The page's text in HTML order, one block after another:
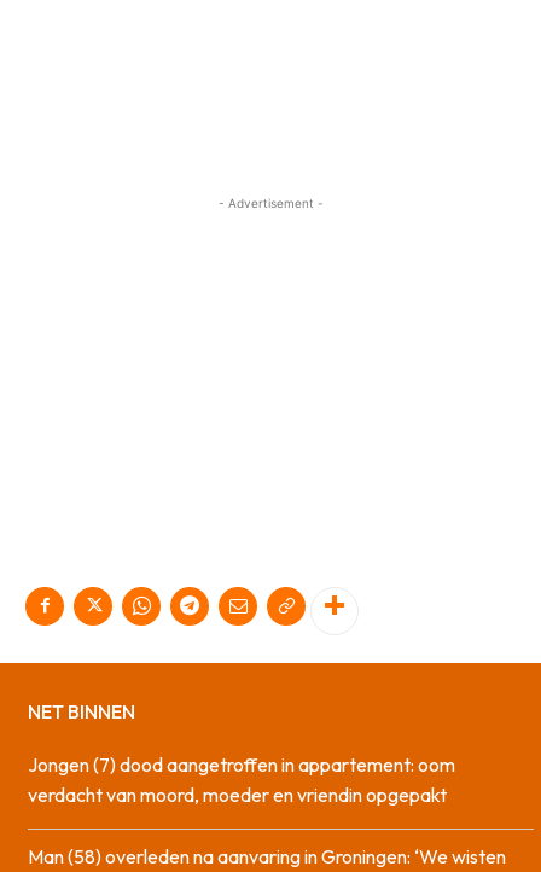
- Advertisement -
NET BINNEN
Jongen (7) dood aangetroffen in appartement: oom
verdacht van moord, moeder en vriendin opgepakt
Man (58) overleden na aanvaring in Groningen: ‘We wisten